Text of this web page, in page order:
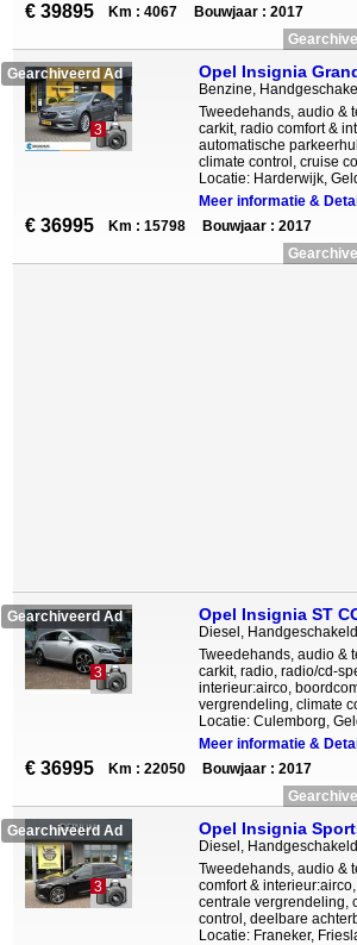
€ 39895 Km : 4067
Bouwjaar : 2017
Gearchiveerd Ad
3
Benzine,
Tweedehands, audio &
carkit, radio comfort &
automatische
climate control, cruise
Locatie: Harderwijk,
Meer informatie &
€ 36995 Km : 15798
Bouwjaar : 2017
Gearchiveerd Ad
3
Diesel, Handgeschakeld
Tweedehands, audio &
carkit, radio, radio/cd-
interieur:airco,
vergrendeling, climate
Locatie: Culemborg,
Meer informatie &
€ 36995 Km : 22050
Bouwjaar : 2017
Gearchiveerd Ad
3
Diesel, Handgeschakeld
Tweedehands, audio &
comfort &
centrale vergrendeling,
control, deelbare
Locatie: Franeker,